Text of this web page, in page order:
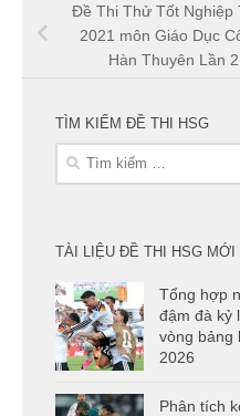
Đề Thi Thử Tốt Nghiệp
2021 môn Giáo Dục
Hàn Thuyên Lần
TÌM KIẾM ĐỀ THI HSG
Tìm
TÀI LIỆU ĐỀ THI HSG MỚI
Tổng hợp
đậm đà kỷ
vòng bảng
2026
Phân tích